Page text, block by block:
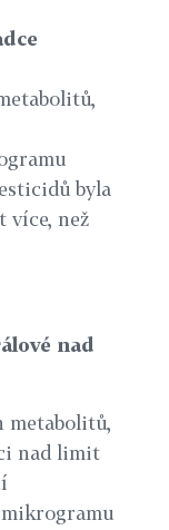
byla
více, než
nad
metabolitů,
nad limit